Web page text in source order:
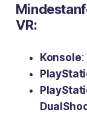
VR:
Konsole: